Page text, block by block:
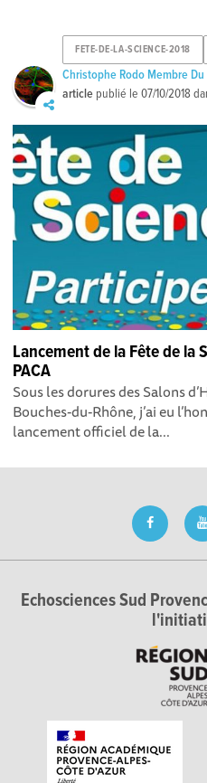
FETE-DE-LA-SCIENCE-2018
Christophe Rodo Membre
article publié le07/10/2018
Lancement de la Fête de la
PACA
Sous les dorures des Salons
Bouches-du-Rhône, j’ai eu
lancement officiel de la...
Echosciences Sud